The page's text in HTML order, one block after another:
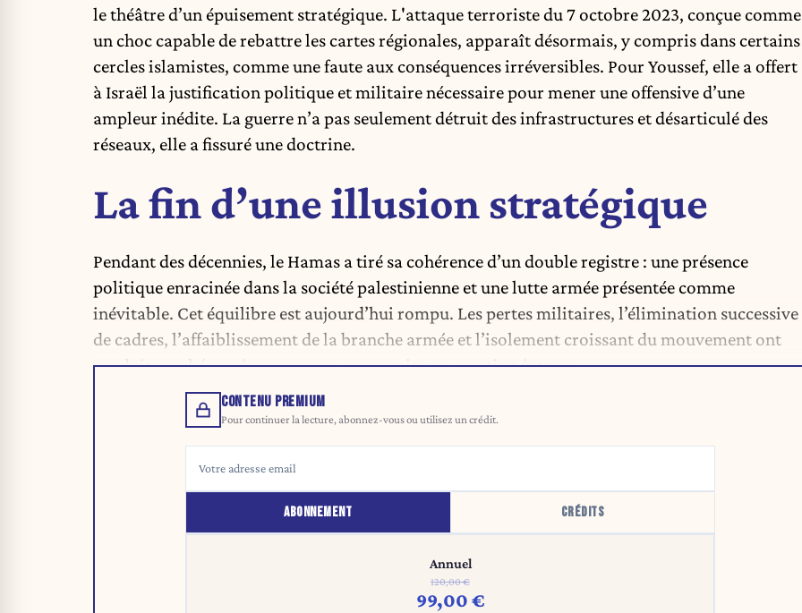
le théâtre d’un épuisement stratégique. L'attaque terroriste du 7 octobre 2023, conçue comme
un choc capable de rebattre les cartes régionales, apparaît désormais, y compris dans certains
cercles islamistes, comme une faute aux conséquences irréversibles. Pour Youssef, elle a offert
à Israël la justification politique et militaire nécessaire pour mener une offensive d’une
ampleur inédite. La guerre n’a pas seulement détruit des infrastructures et désarticulé des
réseaux, elle a fissuré une doctrine.
La fin d’une illusion stratégique
Pendant des décennies, le Hamas a tiré sa cohérence d’un double registre : une présence
politique enracinée dans la société palestinienne et une lutte armée présentée comme
inévitable. Cet équilibre est aujourd’hui rompu. Les pertes militaires, l’élimination successive
de cadres, l’affaiblissement de la branche armée et l’isolement croissant du mouvement ont
produit un phénomène nouveau, une remise en questioninterne.
CONTENU PREMIUM
Pour continuer la lecture, abonnez-vous ou utilisez un crédit.
ABONNEMENT CRÉDITS
Annuel
120,00 €
99,00 €